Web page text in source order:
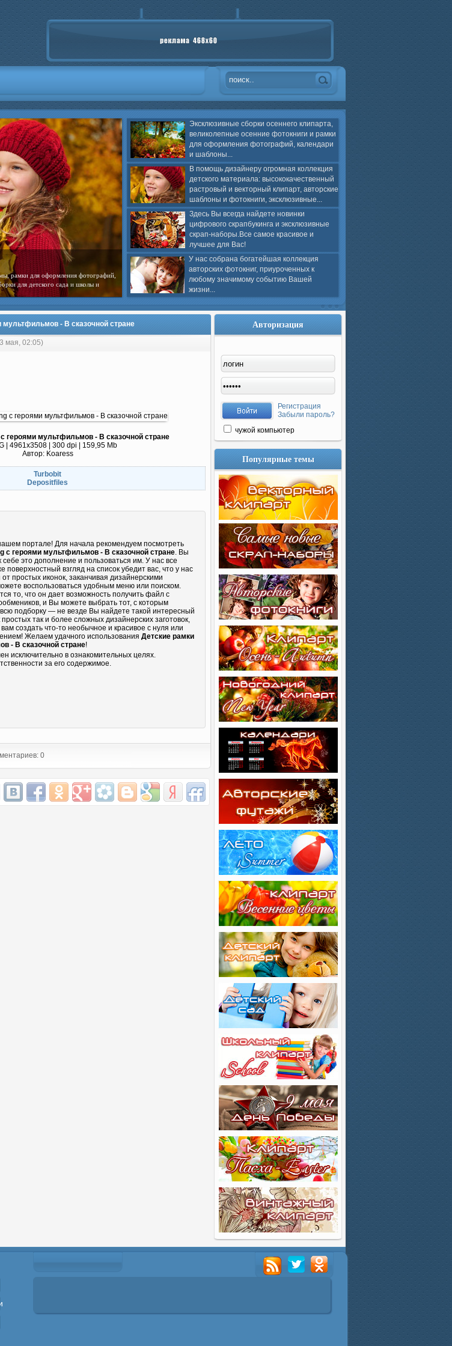
Эксклюзивные сборки осеннего клипарта,
великолепные осенние фотокниги и рамки
для оформления фотографий, календари
и шаблоны...
В помощь дизайнеру огромная коллекция
детского материала: высококачественный
растровый и векторный клипарт, авторские
шаблоны и фотокниги, эксклюзивные...
Здесь Вы всегда найдете новинки
цифрового скрапбукинга и эксклюзивные
скрап-наборы.Все самое красивое и
лучшее для Вас!
У нас собрана богатейшая коллекция
авторских фотокниг, приуроченных к
любому значимому событию Вашей
жизни...
рамки для оформления фотографий,
для детского сада и школы и
мультфильмов - В сказочной стране
мая, 02:05)
героями мультфильмов - В сказочной стране
| 4961x3508 | 300 dpi | 159,95 Mb
Автор: Koaress
Turbobit
Depositfiles
портале! Для начала рекомендуем посмотреть
с героями мультфильмов - В сказочной стране. Вы
это дополнение и пользоваться им. У нас все
взгляд на список убедит вас, что у нас
простых иконок, заканчивая дизайнерскими
воспользоваться удобным меню или поиском.
то, что он дает возможность получить файл с
и Вы можете выбрать тот, с которым
подборку — не везде Вы найдете такой интересный
так и более сложных дизайнерских заготовок,
создать что-то необычное и красивое с нуля или
Желаем удачного использования Детские рамки
- В сказочной стране!
исключительно в ознакомительных целях.
за его содержимое.
0
Авторизация
Регистрация
Забыли пароль?
чужой компьютер
Популярные темы